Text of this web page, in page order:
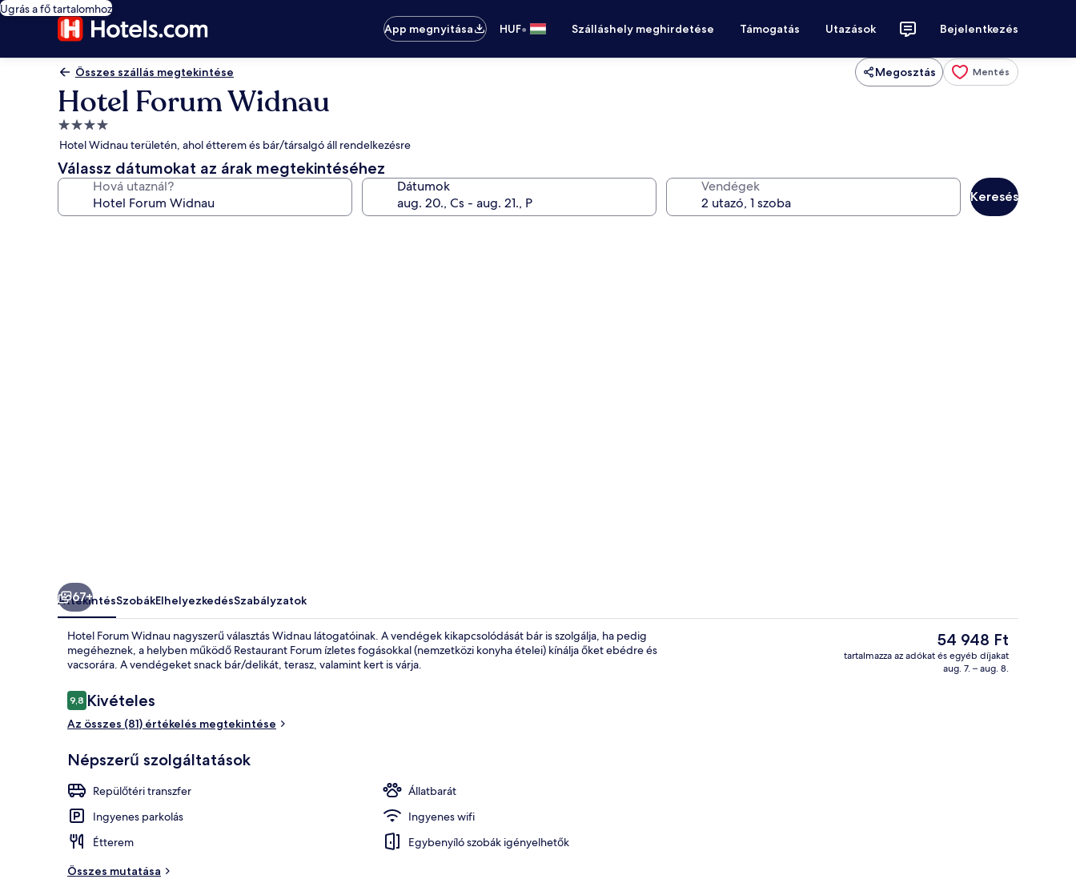
Ugrás a fő tartalomhoz
App megnyitása
HUF• Szálláshely meghirdetése Támogatás Utazások Bejelentkezés
Összes szállás megtekintése Megosztás Mentés
Hotel Forum Widnau
4.0
csillagos
szálláshely
Hotel Widnau területén, ahol étterem és bár/társalgó áll rendelkezésre
Válassz dátumokat az árak megtekintéséhez
Hová utaznál? Dátumok Vendégek
Keresés
67+
ÁttekintésSzobákElhelyezkedésSzabályzatok
Hotel Forum Widnau nagyszerű választás Widnau látogatóinak. A vendégek kikapcsolódását bár is szolgálja, ha pedig
megéheznek, a helyben működő Restaurant Forum ízletes fogásokkal (nemzetközi konyha ételei) kínálja őket ebédre és
vacsorára. A vendégeket snack bár/delikát, terasz, valamint kert is várja.
Értékelések
9,89,8 ennyiből: 10
Kivételes
Az összes (81) értékelés megtekintése
Népszerű szolgáltatások
Repülőtéri transzfer
Állatbarát
Ingyenes parkolás
Ingyenes wifi
Étterem
Egybenyíló szobák igényelhetők
Összes mutatása
A
jelenlegi
ár
54 948 Ft
tartalmazza az adókat és egyéb díjakat
aug. 7. – aug. 8.